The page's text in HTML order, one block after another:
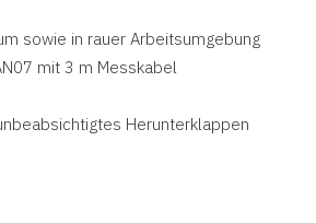
sowie in rauer Arbeitsumgebung
mit 3 m Messkabel
Herunterklappen